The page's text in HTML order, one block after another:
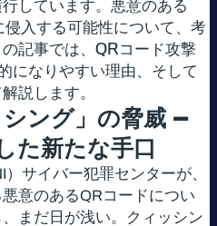
しています。悪意のある
入する可能性について、考
記事では、QRコード攻撃
なりやすい理由、そして
説します。
ング」の脅威 —
た新たな手口
サイバー犯罪センターが、
意のあるQRコードについ
、まだ日が浅い。クィッシン